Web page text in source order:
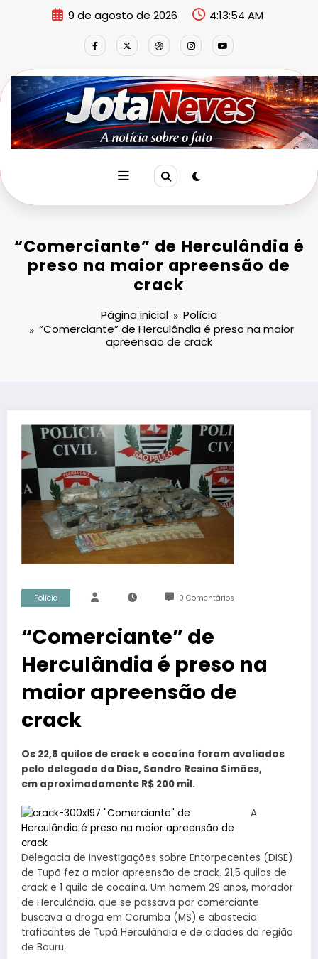
9 de agosto de 2026 4:13:54 AM
“Comerciante” de Herculândia é
preso na maior apreensão de
crack
Página inicial
Polícia
“Comerciante” de Herculândia é preso na maior
apreensão de crack
Polícia 0 Comentários
“Comerciante” de
Herculândia é preso na
maior apreensão de
crack
Os 22,5 quilos de crack e cocaína foram avaliados
pelo delegado da Dise, Sandro Resina Simões,
em aproximadamente R$ 200 mil.
A
Delegacia de Investigações sobre Entorpecentes (DISE)
de Tupã fez a maior apreensão de crack. 21,5 quilos de
crack e 1 quilo de cocaína. Um homem 29 anos, morador
de Herculândia, que se passava por comerciante
buscava a droga em Corumba (MS) e abastecia
traficantes de Tupã Herculândia e de cidades da região
de Bauru.